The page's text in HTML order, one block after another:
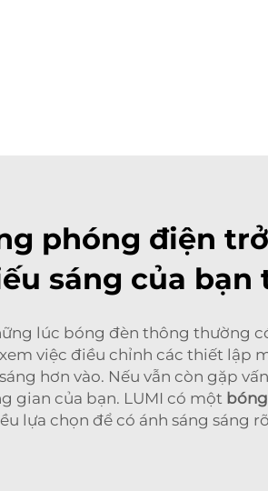
phóng điện
sáng của bạn
lúc bóng đèn thông thường
việc điều chỉnh các thiết lập
hơn vào. Nếu vẫn còn gặp
gian của bạn. LUMI có một
lựa chọn để có ánh sáng sáng